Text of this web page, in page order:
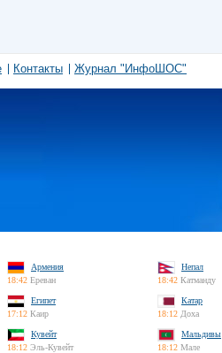
Контакты Журнал "ИнфоШОС"
Армения
18:42 Ереван
Непал
18:42 Катманду
Египет
17:12 Каир
Катар
18:12 Доха
Кувейт
18:12 Эль-Кувейт
Мальдивы
18:12 Мале